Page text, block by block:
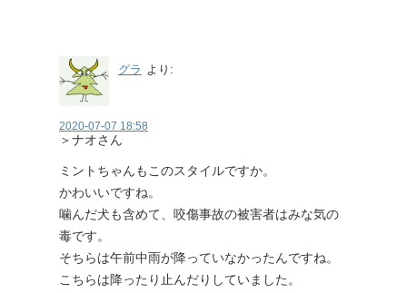
グラ より:
2020-07-07 18:58
＞ナオさん
ミントちゃんもこのスタイルですか。
かわいいですね。
噛んだ犬も含めて、咬傷事故の被害者はみな気の
毒です。
そちらは午前中雨が降っていなかったんですね。
こちらは降ったり止んだりしていました。